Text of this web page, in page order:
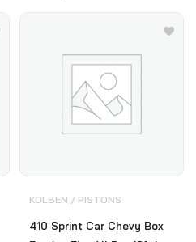
5
KOLBEN / PISTONS
410 Sprint Car Chevy Box